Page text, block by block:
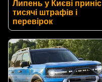
Липень у Києві приніс
тисячі штрафів і
перевірок